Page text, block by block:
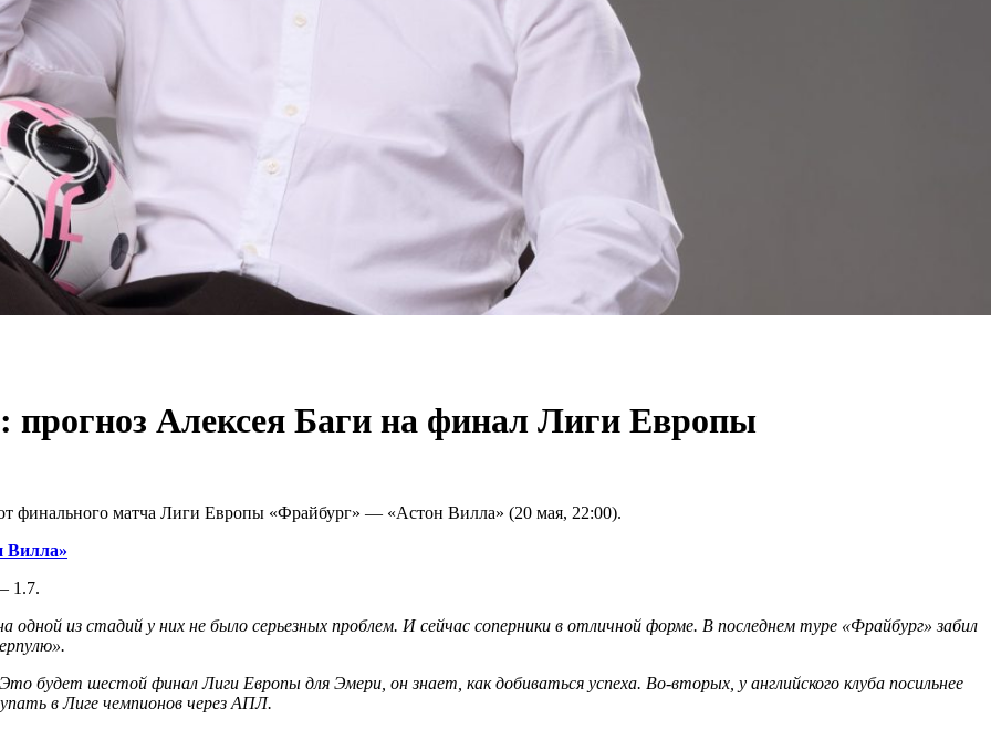
Алексея Баги на финал Лиги Европы
финального матча Лиги Европы «Фрайбург» — «Астон Вилла» (20 мая, 22:00).
Вилла»
1.7.
из стадий у них не было серьезных проблем. И сейчас соперники в отличной форме. В последнем туре «Фрайбург» забил
будет шестой финал Лиги Европы для Эмери, он знает, как добиваться успеха. Во-вторых, у английского клуба посильнее
в Лиге чемпионов через АПЛ.